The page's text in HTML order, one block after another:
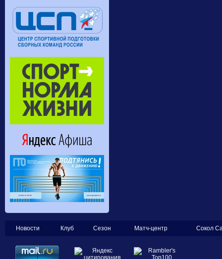
Новости Клуб Сезон Матч-центр Сокол